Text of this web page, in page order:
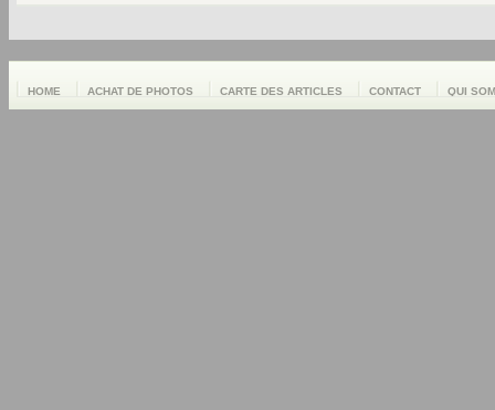
HOME ACHAT DE PHOTOS CARTE DES ARTICLES CONTACT QUI